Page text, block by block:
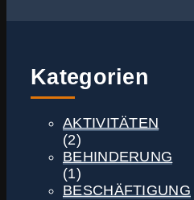
Kategorien
AKTIVITÄTEN
(2)
BEHINDERUNG
(1)
BESCHÄFTIGUNG